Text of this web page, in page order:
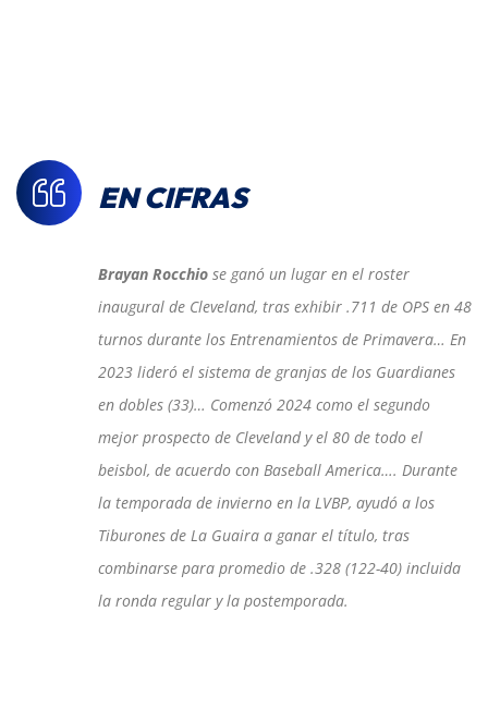
EN CIFRAS
Brayan Rocchio se ganó un lugar en el roster
inaugural de Cleveland, tras exhibir .711 de OPS en 48
turnos durante los Entrenamientos de Primavera… En
2023 lideró el sistema de granjas de los Guardianes
en dobles (33)… Comenzó 2024 como el segundo
mejor prospecto de Cleveland y el 80 de todo el
beisbol, de acuerdo con Baseball America…. Durante
la temporada de invierno en la LVBP, ayudó a los
Tiburones de La Guaira a ganar el título, tras
combinarse para promedio de .328 (122-40) incluida
la ronda regular y la postemporada.